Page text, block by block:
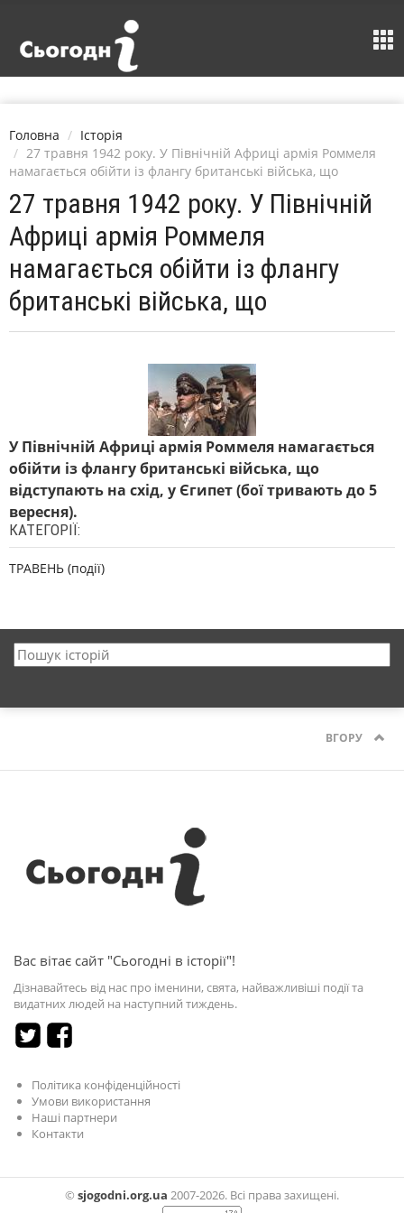
Головна
Історія
27 травня 1942 року. У Північній Африці армія Роммеля
намагається обійти із флангу британські війська, що
27 травня 1942 року. У Північній
Африці армія Роммеля
намагається обійти із флангу
британські війська, що
У Північній Африці армія Роммеля намагається
обійти із флангу британські війська, що
відступають на схід, у Єгипет (бої тривають до 5
вересня).
КАТЕГОРІЇ:
ТРАВЕНЬ (події)
ВГОРУ
Вас вітає сайт "Сьогодні в історії"!
Дізнавайтесь від нас про іменини, свята, найважливіші події та
видатних людей на наступний тиждень.
Політика конфіденційності
Умови використання
Наші партнери
Контакти
© sjogodni.org.ua 2007-2026. Всі права захищені.